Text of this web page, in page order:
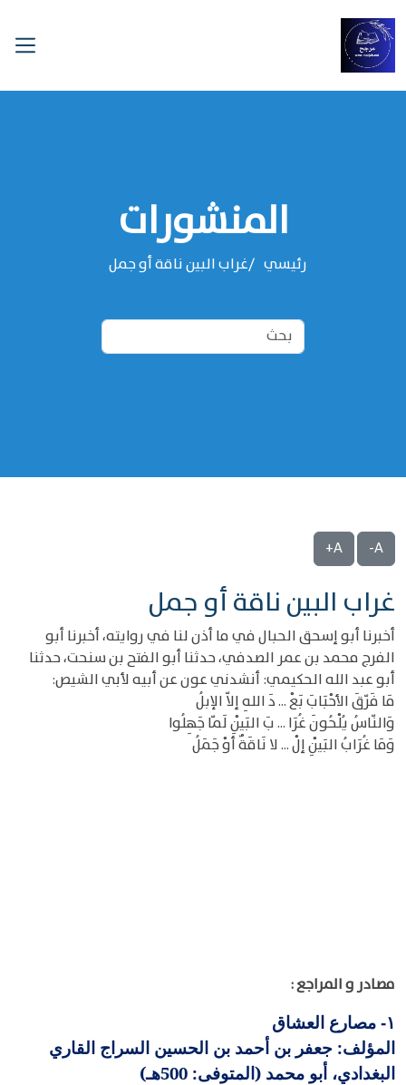
المنشورات
رئيسي غراب البين ناقة أو جمل
A-
A+
غراب البين ناقة أو جمل
أخبرنا أبو إسحق الحبال في ما أذن لنا في روايته، أخبرنا أبو
الفرج محمد بن عمر الصدفي، حدثنا أبو الفتح بن سنحت، حدثنا
أبو عبد الله الحكيمي: أنشدني عون عن أبيه لأبي الشيص:
مَا فَرّقَ الأحْبَابَ بَعْ ... دَ اللهِ إلاّ الإبلُ
وَالنّاسُ يُلْحُونَ غُرَا ... بَ البَيْنِ لَمّا جَهِلُوا
وَمَا غُرَابُ البَيْنِ إلْ ... لا نَاقَةٌ أوْ جَمَلُ
مصادر و المراجع :
١-
مصارع العشاق
المؤلف: جعفر بن أحمد بن الحسين السراج القاري
البغدادي، أبو محمد (المتوفى: 500هـ)